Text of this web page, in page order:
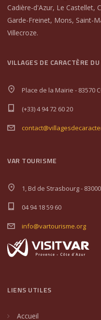
Cadière-d'Azur, Le Castellet,
Garde-Freinet, Mons, Saint-
Villecroze.
VILLAGES DE CARACTÈRE DU
Place de la Mairie - 83570
(+33) 4 94 72 60 20
VAR TOURISME
1, Bd de Strasbourg -
04 94 18 59 60
info@vartourisme.org
LIENS UTILES
Accueil